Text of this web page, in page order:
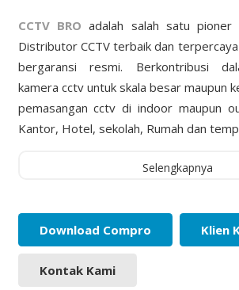
CCTV BRO adalah salah satu pioner
Distributor CCTV terbaik dan
bergaransi resmi. Berkontribusi
kamera cctv untuk skala besar maupun
pemasangan cctv di indoor maupun
Kantor, Hotel, sekolah, Rumah dan
Selengkapnya
Download Compro Klien
Kontak Kami